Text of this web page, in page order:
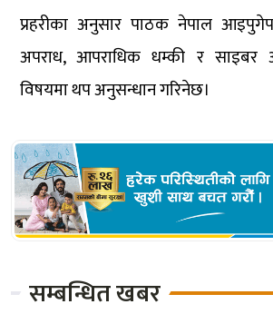
प्रहरीका अनुसार पाठक नेपाल
अपराध, आपराधिक धम्की र साइबर
विषयमा थप अनुसन्धान गरिनेछ।
सम्बन्धित खबर